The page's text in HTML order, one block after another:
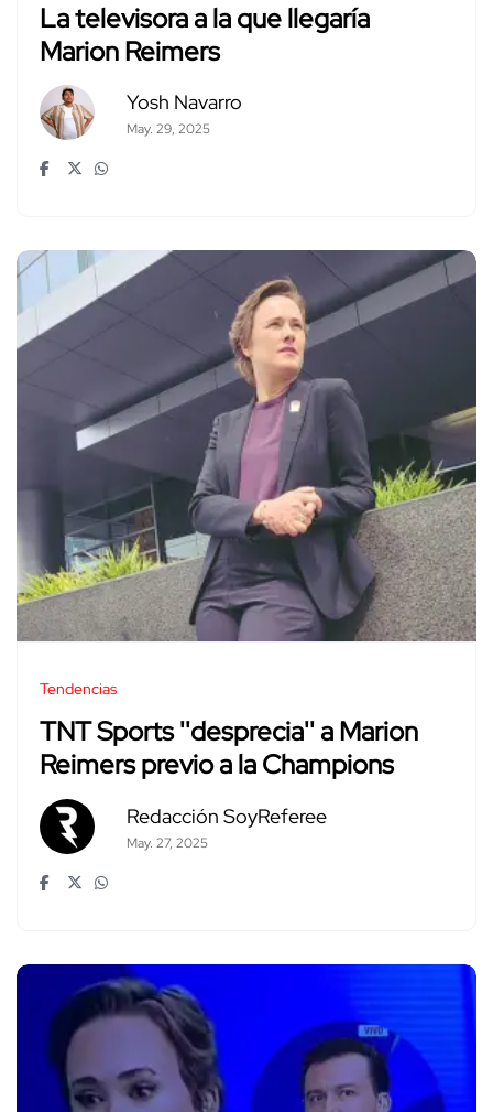
La televisora a la que llegaría
Marion Reimers
Yosh Navarro
May. 29, 2025
Tendencias
TNT Sports ''desprecia'' a Marion
Reimers previo a la Champions
Redacción SoyReferee
May. 27, 2025